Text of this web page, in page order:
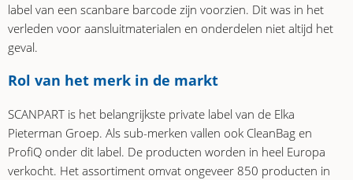
label van een scanbare barcode zijn voorzien. Dit was in het
verleden voor aansluitmaterialen en onderdelen niet altijd het
geval.
Rol van het merk in de markt
SCANPART is het belangrijkste private label van de Elka
Pieterman Groep. Als sub-merken vallen ook CleanBag en
ProfiQ onder dit label. De producten worden in heel Europa
verkocht. Het assortiment omvat ongeveer 850 producten in